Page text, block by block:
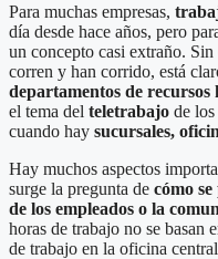
Para muchas empresas,
día desde hace años, pero
un concepto casi extraño.
corren y han corrido, está
departamentos de recursos
el tema del teletrabajo de
cuando hay sucursales,
Hay muchos aspectos
surge la pregunta de cómo
de los empleados o la
horas de trabajo no se basan
de trabajo en la oficina